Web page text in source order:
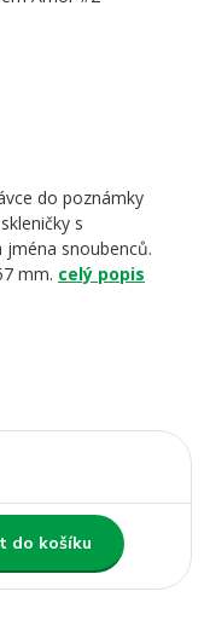
do poznámky
s
snoubenců.
mm. celý popis
do košíku